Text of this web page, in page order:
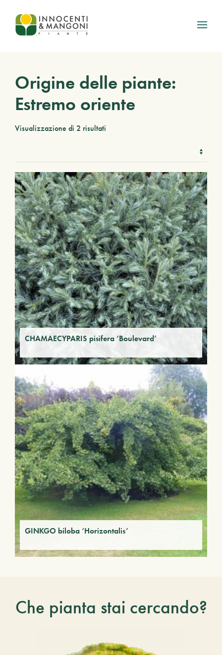
Skip to main content
Origine delle piante:
Estremo oriente
Visualizzazione di 2 risultati
CHAMAECYPARIS pisifera ‘Boulevard’
GINKGO biloba ‘Horizontalis’
Che pianta stai cercando?